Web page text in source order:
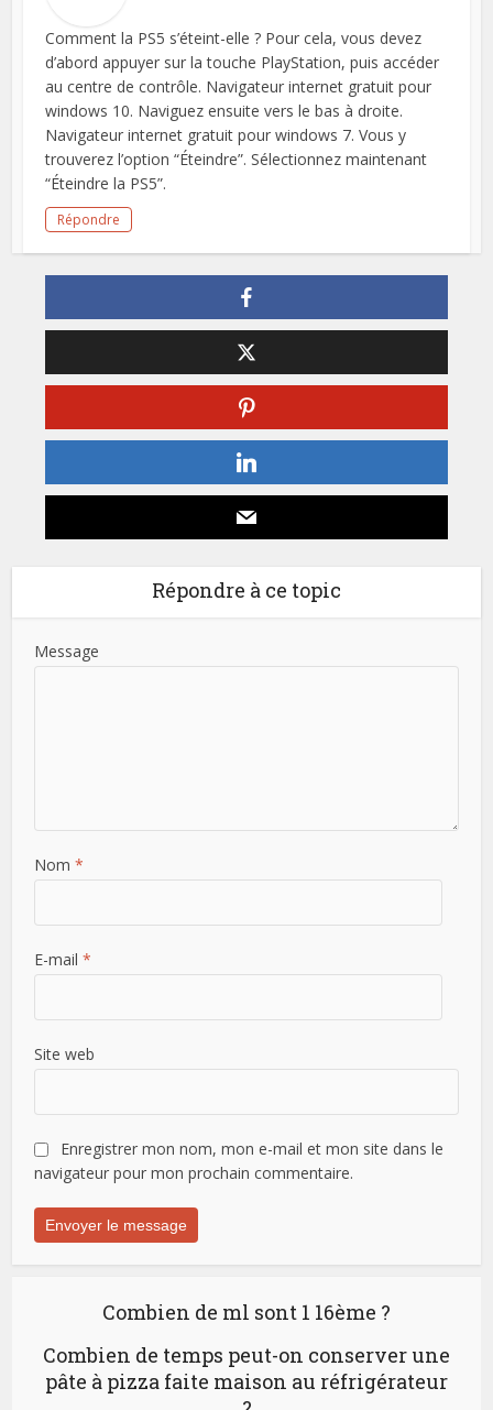
Comment la PS5 s’éteint-elle ? Pour cela, vous devez
d’abord appuyer sur la touche PlayStation, puis accéder
au centre de contrôle. Navigateur internet gratuit pour
windows 10. Naviguez ensuite vers le bas à droite.
Navigateur internet gratuit pour windows 7. Vous y
trouverez l’option “Éteindre”. Sélectionnez maintenant
“Éteindre la PS5”.
Répondre
Répondre à ce topic
Message
Nom*
E-mail*
Site web
Enregistrer mon nom, mon e-mail et mon site dans le
navigateur pour mon prochain commentaire.
Combien de ml sont 1 16ème ?
Combien de temps peut-on conserver une
pâte à pizza faite maison au réfrigérateur